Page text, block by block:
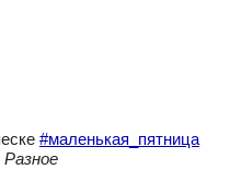
#маленькая_пятница